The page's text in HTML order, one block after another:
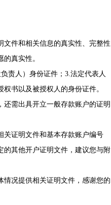
件和相关信息的真实性、完整性
真实性。
责人）身份证件；3.法定代表人
书以及被授权人的身份证件。
需出具开立一般存款账户的证明
证明文件和基本存款账户编号
的其他开户证明文件，建议您与附
况提供相关证明文件，感谢您的